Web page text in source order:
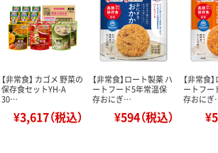
【非常食】 カゴメ 野菜の
保存食セットYH-A
30…
¥3,617（税込）
【非常食】ロート製薬 ハ
ートフード5年常温保
存おにぎ…
¥594（税込）
【非常食
ートフー
存おに